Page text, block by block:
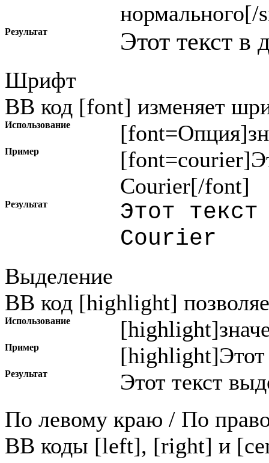
нормального[/
Результат Этот текст в
Шрифт
BB код [font] изменяет
Использование [font=Опция]
Пример
Courier[/font]
Результат
Этот текст
Courier
Выделение
BB код [highlight]
Использование [highlight]
Пример
Результат
Этот текст
По левому краю / По
BB коды [left], [right] и